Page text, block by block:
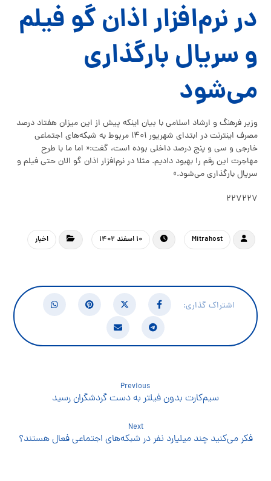
در نرم‌افزار اذان گو فیلم
و سریال بارگذاری
می‌شود
وزیر فرهنگ و ارشاد اسلامی با بیان اینکه پیش از این میزان هفتاد درصد
مصرف اینترنت در ابتدای شهریور ۱۴۰۱ مربوط به شبکه‌های اجتماعی
خارجی و سی و پنج درصد داخلی بوده است، گفت:« اما ما با طرح
مهاجرت این رقم را بهبود دادیم. مثلا در نرم‌افزار اذان گو الان حتی فیلم و
سریال بارگذاری می‌شود.»
۲۲۷۲۲۷
Mitrahost ۱۰ اسفند ۱۴۰۲ اخبار
Previous
سیم‌کارت بدون فیلتر به دست گردشگران رسید
Next
فکر می‌کنید چند میلیارد نفر در شبکه‌های اجتماعی فعال هستند؟